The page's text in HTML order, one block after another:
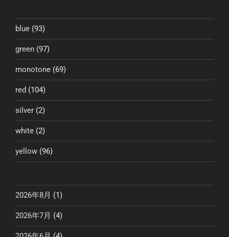
ン
blue (93)
green (97)
monotone (69)
red (104)
silver (2)
white (2)
yellow (96)
2026年8月 (1)
2026年7月 (4)